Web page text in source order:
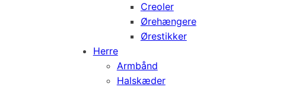
Creoler
Ørehængere
Ørestikker
Herre
Armbånd
Halskæder